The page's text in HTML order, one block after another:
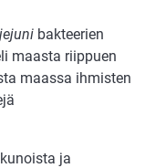
bakteerien
maasta riippuen
maassa ihmisten
ja